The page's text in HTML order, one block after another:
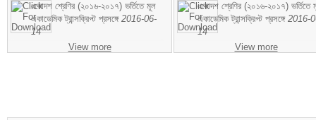
একাদশ শ্রেণির (২০১৬-২০১৭) ভর্তিতে মূল
একাডেমিক ট্রান্সক্রিপ্ট প্রসঙ্গে 2016-06-
14
View more
একাদশ শ্রেণির (২০১৬-২০১৭) ভর্তিতে
একাডেমিক ট্রান্সক্রিপ্ট প্রসঙ্গে 2016-
14
View more